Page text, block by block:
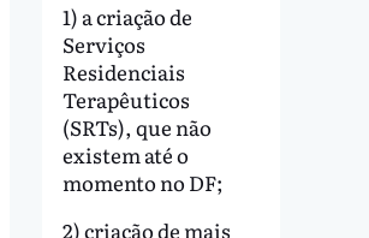
1) a criação de
Serviços
Residenciais
Terapêuticos
(SRTs), que não
existem até o
momento no DF;
2) criação de mais